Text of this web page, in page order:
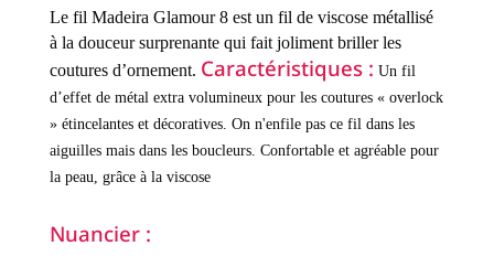
Le fil Madeira Glamour 8 est un fil de viscose métallisé
à la douceur surprenante qui fait joliment briller les
coutures d’ornement. Caractéristiques : Un fil
d’effet de métal extra volumineux pour les coutures « overlock
» étincelantes et décoratives. On n'enfile pas ce fil dans les
aiguilles mais dans les boucleurs. Confortable et agréable pour
la peau, grâce à la viscose
Nuancier :